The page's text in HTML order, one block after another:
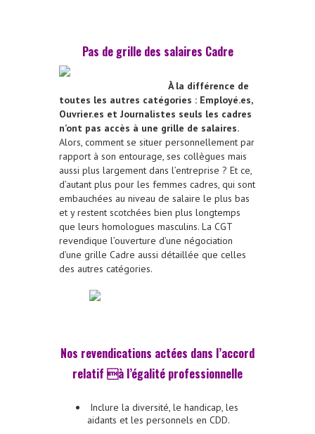
Pas de grille des salaires Cadre
À la différence de
toutes les autres catégories : Employé.es,
Ouvrier.es et Journalistes seuls les cadres
n’ont pas accès à une grille de salaires.
Alors, comment se situer personnellement par
rapport à son entourage, ses collègues mais
aussi plus largement dans l’entreprise ? Et ce,
d’autant plus pour les femmes cadres, qui sont
embauchées au niveau de salaire le plus bas
et y restent scotchées bien plus longtemps
que leurs homologues masculins. La CGT
revendique l’ouverture d’une négociation
d’une grille Cadre aussi détaillée que celles
des autres catégories.
Nos revendications actées dans l’accord
relatif à l’égalité professionnelle
Inclure la diversité, le handicap, les
aidants et les personnels en CDD.